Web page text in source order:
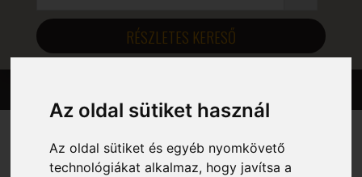
Az oldal sütiket használ
Az oldal sütiket és egyéb nyomkövető
technológiákat alkalmaz, hogy javítsa a
RÉSZLETES KERESŐ
Kezdőlap/ Szélesség (mm) termék / 1130